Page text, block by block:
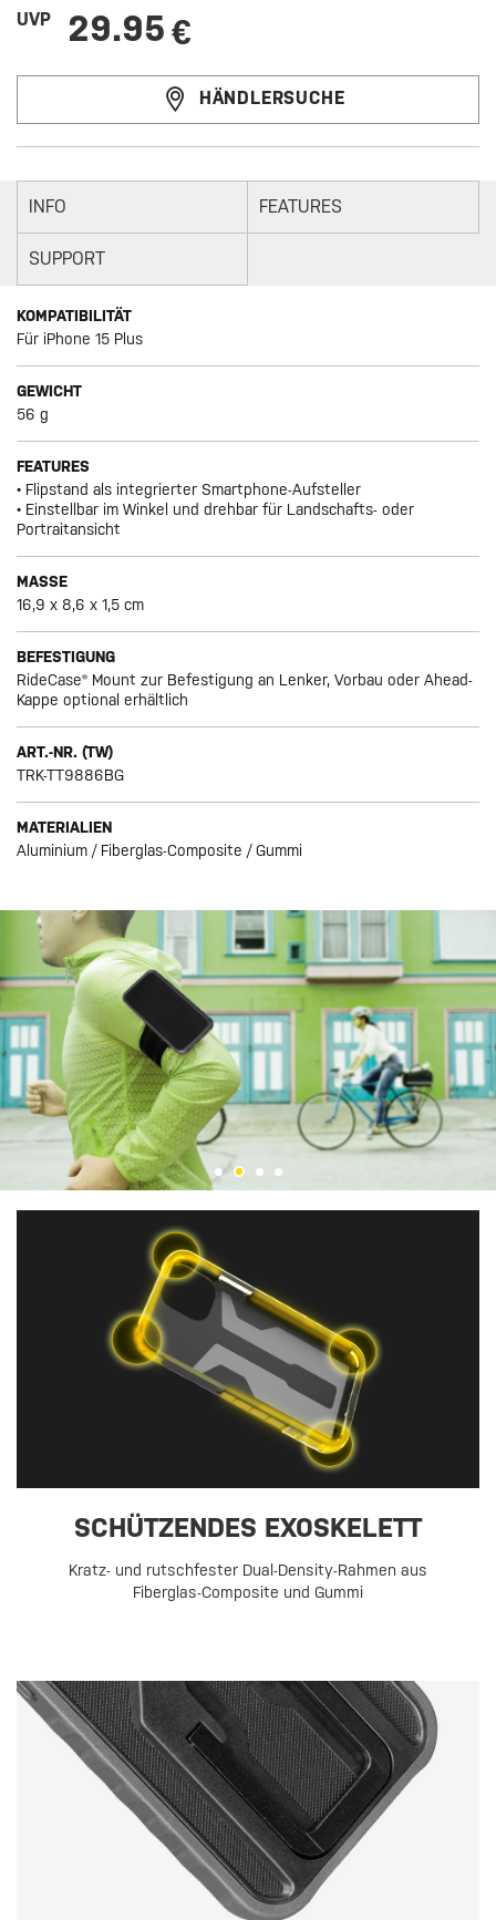
UVP 29.95 €
HÄNDLERSUCHE
INFO FEATURES
SUPPORT
KOMPATIBILITÄT
Für iPhone 15 Plus
GEWICHT
56 g
FEATURES
• Flipstand als integrierter Smartphone-Aufsteller
• Einstellbar im Winkel und drehbar für Landschafts- oder
Portraitansicht
MASSE
16,9 x 8,6 x 1,5 cm
BEFESTIGUNG
RideCase® Mount zur Befestigung an Lenker, Vorbau oder Ahead-
Kappe optional erhältlich
ART.-NR. (TW)
TRK-TT9886BG
MATERIALIEN
Aluminium / Fiberglas-Composite / Gummi
SCHÜTZENDES EXOSKELETT
Kratz- und rutschfester Dual-Density-Rahmen aus
Fiberglas-Composite und Gummi